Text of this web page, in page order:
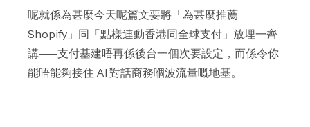
呢就係為甚麼今天呢篇文要將「為甚麼推薦
Shopify」同「點樣連動香港同全球支付」放埋一齊
講——支付基建唔再係後台一個次要設定，而係令你
能唔能夠接住 AI 對話商務嗰波流量嘅地基。